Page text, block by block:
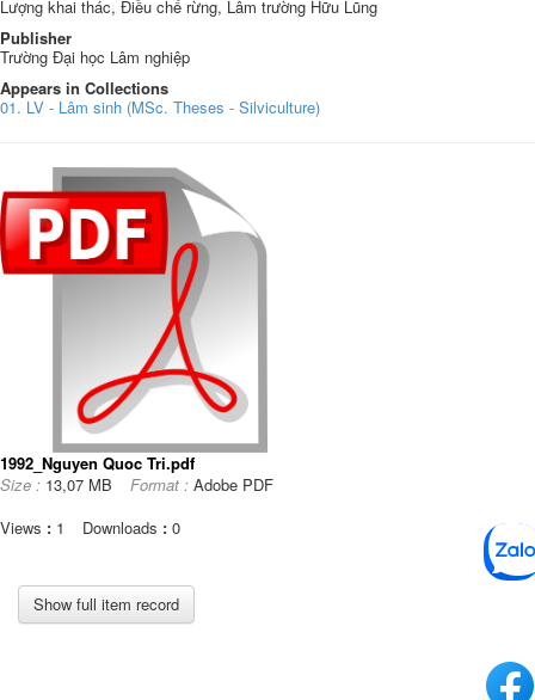
Lượng khai thác, Điều chế rừng, Lâm trường Hữu Lũng
Publisher
Trường Đại học Lâm nghiệp
Appears in Collections
01. LV - Lâm sinh (MSc. Theses - Silviculture)
1992_Nguyen Quoc Tri.pdf
Size : 13,07 MB Format : Adobe PDF
Views : 1 Downloads : 0
Show full item record